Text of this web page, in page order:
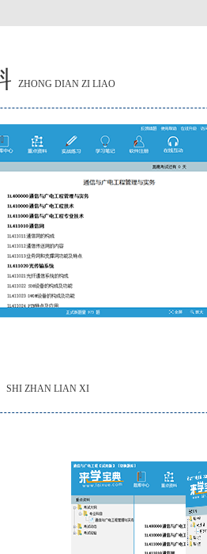
ZHONG DIAN ZI LIAO
SHI ZHAN LIAN XI